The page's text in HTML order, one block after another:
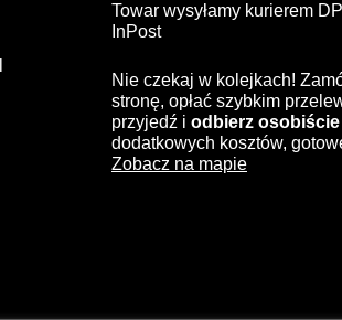
Towar wysyłamy kurierem
InPost
Nie czekaj w kolejkach!
stronę, opłać szybkim
przyjedź i odbierz osobiście
dodatkowych kosztów,
Zobacz na mapie